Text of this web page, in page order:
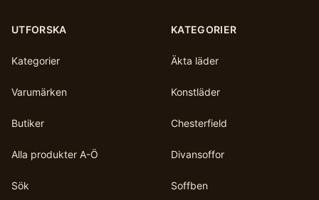
UTFORSKA
Kategorier
Varumärken
Butiker
Alla produkter A-Ö
Sök
KATEGORIER
Äkta läder
Konstläder
Chesterfield
Divansoffor
Soffben